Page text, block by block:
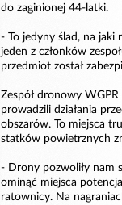
do zaginionej 44-latki.
- To jedyny ślad, na jaki
jeden z członków
przedmiot został
Zespół dronowy
prowadzili działania
obszarów. To miejsca
statków powietrznych
- Drony pozwoliły nam
ominąć miejsca
ratownicy. Na